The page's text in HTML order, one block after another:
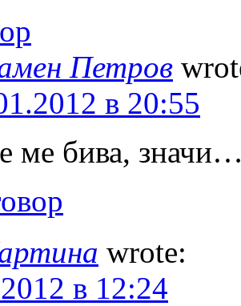
Петров
в 20:55
ме бива,
wrote:
в 12:24